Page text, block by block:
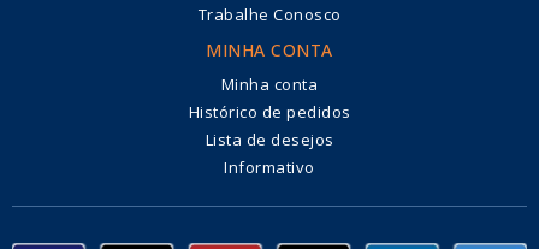
Trabalhe Conosco
MINHA CONTA
Minha conta
Histórico de pedidos
Lista de desejos
Informativo